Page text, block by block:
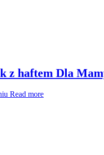
z haftem Dla
Read more